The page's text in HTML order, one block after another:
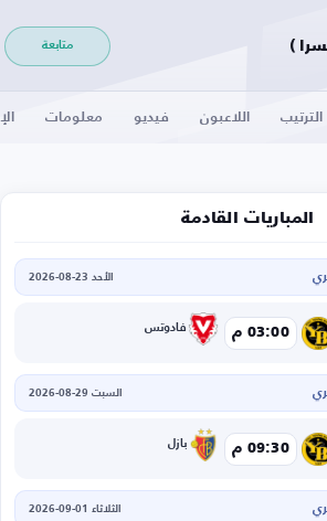
متابعة
الترتيب اللاعبون فيديو معلومات
المباريات القادمة
الأحد 23-08-2026
03:00 م فادوتس
السبت 29-08-2026
09:30 م بازل
الثلاثاء 01-09-2026